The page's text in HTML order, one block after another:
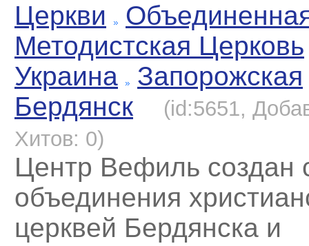
Церкви
Методистская Церковь
Украина
Запорожская
Бердянск
(id:5651,
Хитов: 0)
Центр Вефиль создан
объединения
церквей Бердянска и